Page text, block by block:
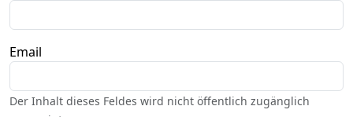
Email
Der Inhalt dieses Feldes wird nicht öffentlich zugänglich